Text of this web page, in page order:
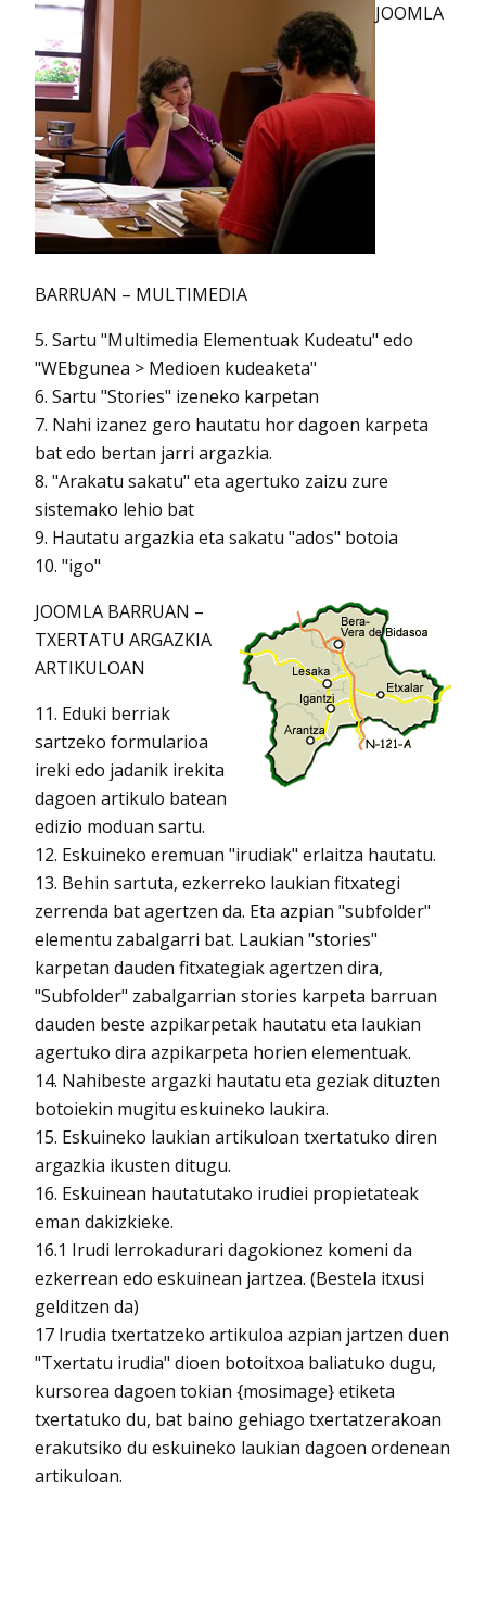
JOOMLA
BARRUAN – MULTIMEDIA
5. Sartu "Multimedia Elementuak Kudeatu" edo
"WEbgunea > Medioen kudeaketa"
6. Sartu "Stories" izeneko karpetan
7. Nahi izanez gero hautatu hor dagoen karpeta
bat edo bertan jarri argazkia.
8. "Arakatu sakatu" eta agertuko zaizu zure
sistemako lehio bat
9. Hautatu argazkia eta sakatu "ados" botoia
10. "igo"
JOOMLA BARRUAN –
TXERTATU ARGAZKIA
ARTIKULOAN
11. Eduki berriak
sartzeko formularioa
ireki edo jadanik irekita
dagoen artikulo batean
edizio moduan sartu.
12. Eskuineko eremuan "irudiak" erlaitza hautatu.
13. Behin sartuta, ezkerreko laukian fitxategi
zerrenda bat agertzen da. Eta azpian "subfolder"
elementu zabalgarri bat. Laukian "stories"
karpetan dauden fitxategiak agertzen dira,
"Subfolder" zabalgarrian stories karpeta barruan
dauden beste azpikarpetak hautatu eta laukian
agertuko dira azpikarpeta horien elementuak.
14. Nahibeste argazki hautatu eta geziak dituzten
botoiekin mugitu eskuineko laukira.
15. Eskuineko laukian artikuloan txertatuko diren
argazkia ikusten ditugu.
16. Eskuinean hautatutako irudiei propietateak
eman dakizkieke.
16.1 Irudi lerrokadurari dagokionez komeni da
ezkerrean edo eskuinean jartzea. (Bestela itxusi
gelditzen da)
17 Irudia txertatzeko artikuloa azpian jartzen duen
"Txertatu irudia" dioen botoitxoa baliatuko dugu,
kursorea dagoen tokian {mosimage} etiketa
txertatuko du, bat baino gehiago txertatzerakoan
erakutsiko du eskuineko laukian dagoen ordenean
artikuloan.